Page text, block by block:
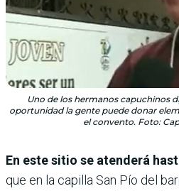
Uno de los hermanos capuchinos
oportunidad la gente puede donar
el convento. Foto:
En este sitio se atenderá
que en la capilla San Pío del